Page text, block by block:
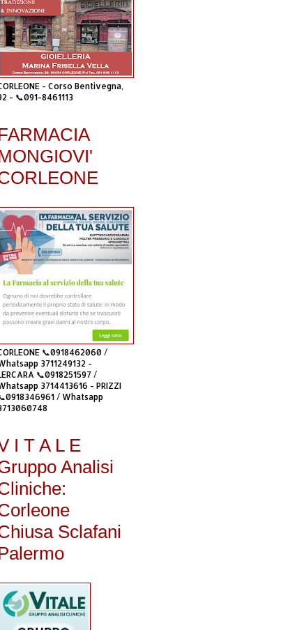
- Corso Bentivegna,
- 📞091-8461113
📞0918462060 /
3711249132 -
📞0918251597 /
3714413616 - PRIZZI
/ Whatsapp
I T A L E
Analisi
Sclafani